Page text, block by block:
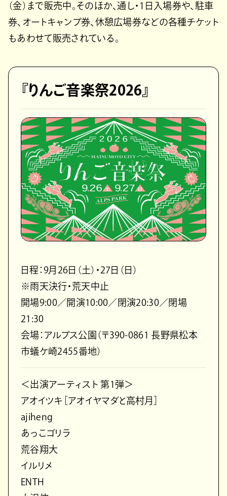
（金）まで販売中。そのほか、通し・1日入場券や、駐車
券、オートキャンプ券、休憩広場券などの各種チケット
もあわせて販売されている。
『りんご音楽祭2026』
日程：9月26日（土）・27日（日）
※雨天決行・荒天中止
開場9:00／開演10:00／閉演20:30／閉場
21:30
会場：アルプス公園（〒390-0861 長野県松本
市蟻ケ崎2455番地）
＜出演アーティスト 第1弾＞
アオイツキ［アオイヤマダと高村月］
ajiheng
あっこゴリラ
荒谷翔大
イルリメ
ENTH